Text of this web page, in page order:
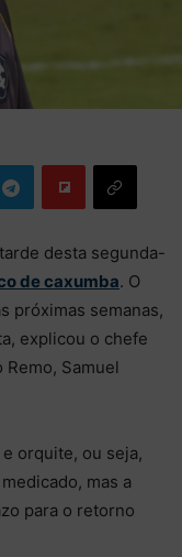
desta segunda-
de caxumba. O
próximas semanas,
explicou o chefe
Samuel
orquite, ou seja,
mas a
para o retorno